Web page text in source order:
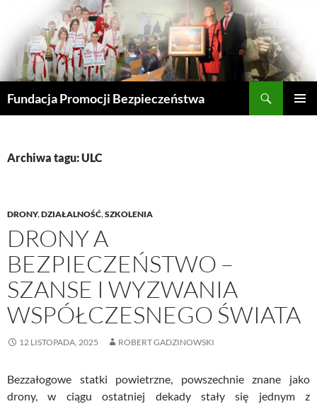
treści
Fundacja Promocji Bezpieczeństwa
Archiwa tagu: ULC
DRONY,DZIAŁALNOŚĆ,SZKOLENIA
DRONY A
BEZPIECZEŃSTWO –
SZANSE I WYZWANIA
WSPÓŁCZESNEGO ŚWIATA
12 LISTOPADA, 2025 ROBERT GADZINOWSKI
Bezzałogowe statki powietrzne, powszechnie znane jako
drony, w ciągu ostatniej dekady stały się jednym z